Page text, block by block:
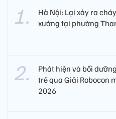
Hà Nội: Lại xảy ra
xưởng tại phường
Phát hiện và bồi
trẻ qua Giải Robocon
2026